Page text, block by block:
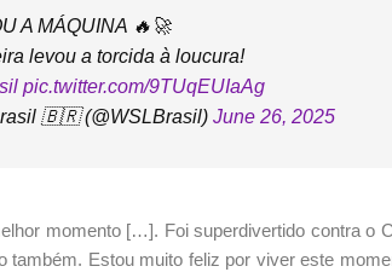
A MÁQUINA 🔥🚀
levou a torcida à loucura!
pic.twitter.com/9TUqEUIaAg
🇧🇷 (@WSLBrasil) June 26, 2025
momento […]. Foi superdivertido contra o
também. Estou muito feliz por viver este